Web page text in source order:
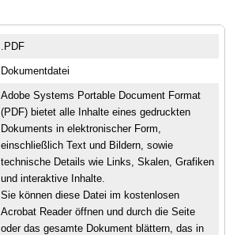
.PDF
Dokumentdatei
Adobe Systems Portable Document Format
(PDF) bietet alle Inhalte eines gedruckten
Dokuments in elektronischer Form,
einschließlich Text und Bildern, sowie
technische Details wie Links, Skalen, Grafiken
und interaktive Inhalte.
Sie können diese Datei im kostenlosen
Acrobat Reader öffnen und durch die Seite
oder das gesamte Dokument blättern, das in